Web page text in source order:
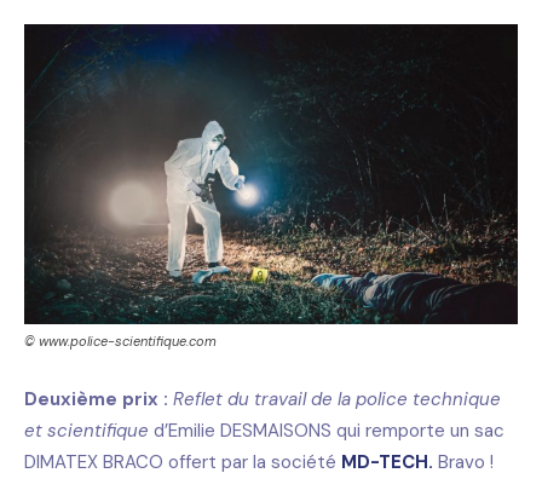
© www.police-scientifique.com
Deuxième prix : Reflet du travail de la police technique
et scientifique d’Emilie DESMAISONS qui remporte un sac
DIMATEX BRACO offert par la société MD-TECH. Bravo !